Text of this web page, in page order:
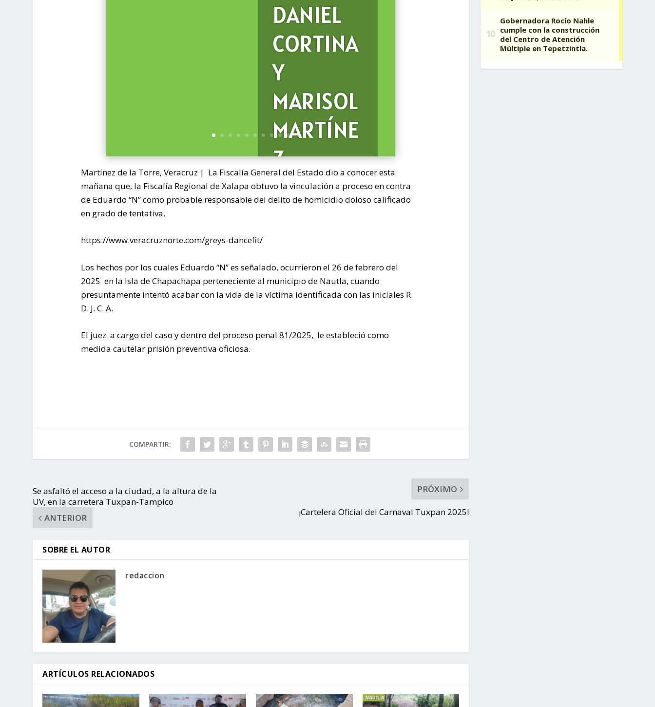
DANIEL
CORTINA
Y
MARISOL
MARTÍNE
Z
ACOMPA
NAHLE
EN
ENTREGA
BENEFICI
TUXPEÑA
TUXPEÑ
Martínez de la Torre, Veracruz | La Fiscalía General del Estado dio a conocer esta
mañana que, la Fiscalía Regional de Xalapa obtuvo la vinculación a proceso en contra
de Eduardo “N” como probable responsable del delito de homicidio doloso calificado
en grado de tentativa.
https://www.veracruznorte.com/greys-dancefit/
Los hechos por los cuales Eduardo “N” es señalado, ocurrieron el 26 de febrero del
2025 en la Isla de Chapachapa perteneciente al municipio de Nautla, cuando
presuntamente intentó acabar con la vida de la víctima identificada con las iniciales R.
D. J. C. A.
El juez a cargo del caso y dentro del proceso penal 81/2025, le estableció como
medida cautelar prisión preventiva oficiosa.
COMPARTIR:
Se asfaltó el acceso a la ciudad, a la altura de la
UV, en la carretera Tuxpan-Tampico
ANTERIOR
PRÓXIMO
¡Cartelera Oficial del Carnaval Tuxpan 2025!
SOBRE EL AUTOR
redaccion
ARTÍCULOS RELACIONADOS